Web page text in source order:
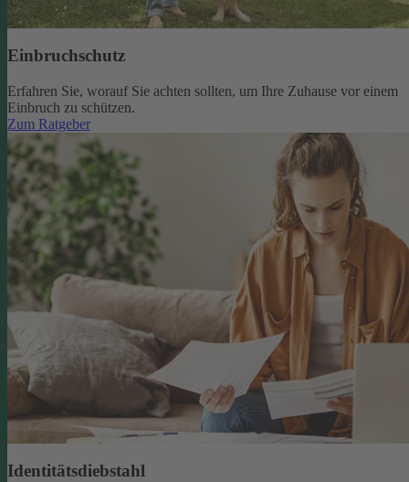
Einbruchschutz
Erfahren Sie, worauf Sie achten sollten, um Ihre Zuhause vor einem
Einbruch zu schützen.
Zum Ratgeber
Identitätsdiebstahl